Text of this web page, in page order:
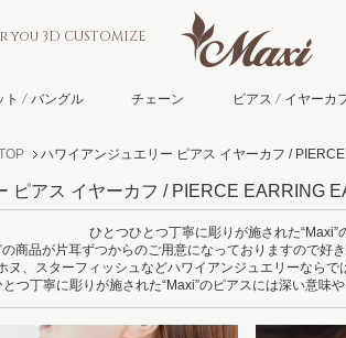
3D CUSTOMIZE
ト / バングル チェーン ピアス / イヤーカ
ハワイアンジュエリー ピアス イヤーカフ /
ピアス イヤーカフ / PIERCE EARRING
ひとつひとつ丁寧に彫りが施された“Maxi”
商品が片耳ずつからのご用意になっておりますので好
ヌ、スターフィッシュなどハワイアンジュエリーならで
つ丁寧に彫りが施された“Maxi”のピアスには深い意味